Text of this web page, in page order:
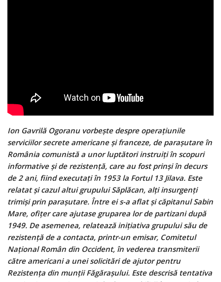
Ion Gavrilă Ogoranu vorbește despre operațiunile
serviciilor secrete americane și franceze, de parașutare în
România comunistă a unor luptători instruiți în scopuri
informative și de rezistență, care au fost prinși în decurs
de 2 ani, fiind executați în 1953 la Fortul 13 Jilava. Este
relatat și cazul altui grupului Săplăcan, alți insurgenți
trimiși prin parașutare. Între ei s-a aflat și căpitanul Sabin
Mare, ofițer care ajutase gruparea lor de partizani după
1949. De asemenea, relatează inițiativa grupului său de
rezistență de a contacta, printr-un emisar, Comitetul
Național Român din Occident, în vederea transmiterii
către americani a unei solicitări de ajutor pentru
Rezistența din munții Făgărașului. Este descrisă tentativa